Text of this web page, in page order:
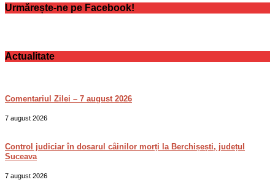
Urmărește-ne pe Facebook!
Actualitate
Comentariul Zilei – 7 august 2026
7 august 2026
Control judiciar în dosarul câinilor morți la Berchișești, județul
Suceava
7 august 2026